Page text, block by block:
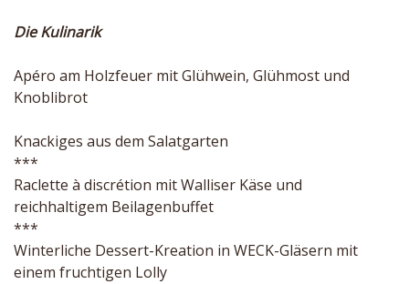
Die Kulinarik
Apéro am Holzfeuer mit Glühwein, Glühmost und
Knoblibrot
Knackiges aus dem Salatgarten
***
Raclette à discrétion mit Walliser Käse und
reichhaltigem Beilagenbuffet
***
Winterliche Dessert-Kreation in WECK-Gläsern mit
einem fruchtigen Lolly